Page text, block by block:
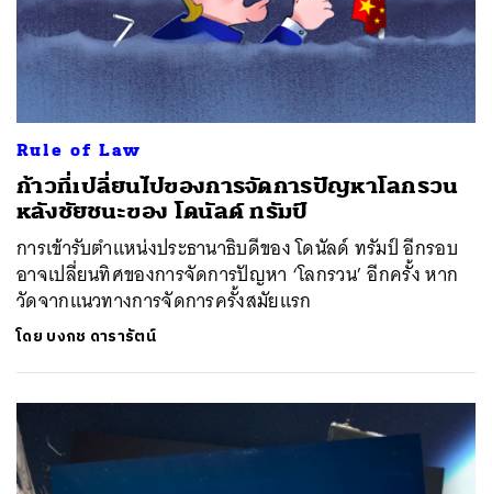
Rule of Law
ก้าวที่เปลี่ยนไปของการจัดการปัญหาโลกรวน
หลังชัยชนะของ โดนัลด์ ทรัมป์
การเข้ารับตำแหน่งประธานาธิบดีของ โดนัลด์ ทรัมป์ อีกรอบ
อาจเปลี่ยนทิศของการจัดการปัญหา ‘โลกรวน’ อีกครั้ง หาก
วัดจากแนวทางการจัดการครั้งสมัยแรก
โดย บงกช ดารารัตน์